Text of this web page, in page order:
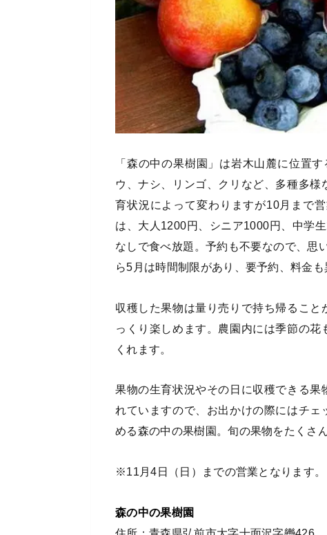
「森の中の果樹園」は岩木山麓に位置
ウ、ナシ、リンゴ、クリなど、多種多
育状況によって変わりますが10月まで
は、大人1200円、シニア1000円、中学
なしで食べ放題。予約も不要なので、
ら5月は時間制限があり、要予約、料金も
収穫した果物は量り売りで持ち帰るこ
っくり楽しめます。農園内には季節の
くれます。
果物の生育状況やその日に収穫できる
れていますので、お出かけの際にはチ
める森の中の果樹園。旬の果物をたくさ
※11月4日（日）までの営業となります。
森の中の果樹園